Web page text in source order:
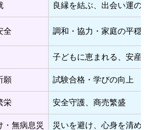
良縁を結ぶ、出会い運の
全 調和・協力・家庭の平穏
子どもに恵まれる、安産
願 試験合格・学びの向上
栄 安全守護、商売繁盛
・無病息災 災いを避け、心身を清める